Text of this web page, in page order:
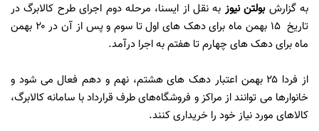
به گزارشبولتن نیوز به نقل از ایسنا، مرحله دوم اجرای طرح کالابرگ در
تاریخ ۱۵ بهمن ماه برای دهک های اول تا سوم و پس از آن در ۲۰ بهمن
ماه برای دهک های چهارم تا هفتم به اجرا درآمد.
از فردا ۲۵ بهمن اعتبار دهک های هشتم، نهم و دهم فعال می شود و
خانوارها می توانند از مراکز و فروشگاه‌های طرف قرارداد با سامانه کالابرگ،
کالاهای مورد نیاز خود را خریداری کنند.